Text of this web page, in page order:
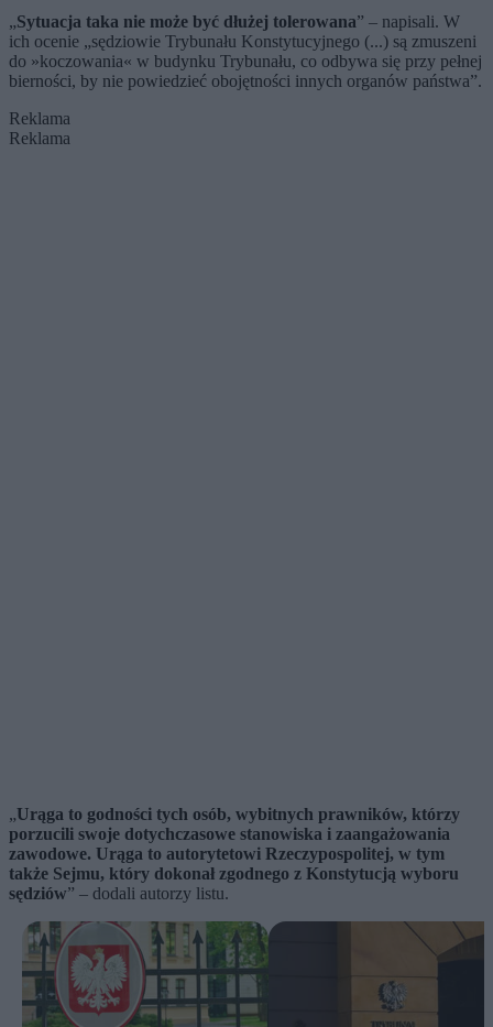
„Sytuacja taka nie może być dłużej tolerowana” – napisali. W
ich ocenie „sędziowie Trybunału Konstytucyjnego (...) są zmuszeni
do »koczowania« w budynku Trybunału, co odbywa się przy pełnej
bierności, by nie powiedzieć obojętności innych organów państwa”.
Reklama
Reklama
„Urąga to godności tych osób, wybitnych prawników, którzy
porzucili swoje dotychczasowe stanowiska i zaangażowania
zawodowe. Urąga to autorytetowi Rzeczypospolitej, w tym
także Sejmu, który dokonał zgodnego z Konstytucją wyboru
sędziów” – dodali autorzy listu.